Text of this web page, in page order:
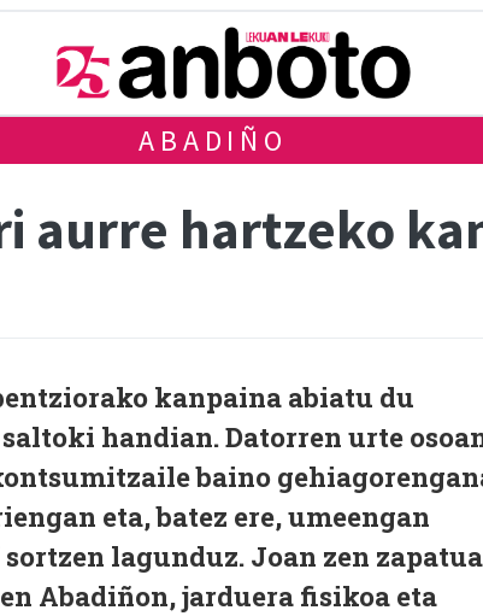
ABADIÑO
aurre hartzeko
kanpaina abiatu du
handian. Datorren urte
baino
eta, batez ere, umeengan
lagunduz. Joan zen
Abadiñon, jarduera fisikoa eta